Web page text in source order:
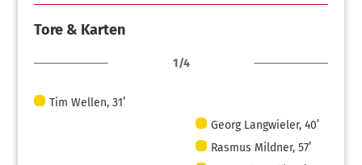
Tore & Karten
1/4
Tim Wellen, 31’
Georg Langwieler, 40’
Rasmus Mildner, 57’